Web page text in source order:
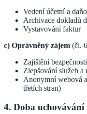
Vedení účetní a
Archivace dokladů
Vystavování faktur
c) Oprávněný zájem (čl.
Zajištění
Zlepšování služeb a
Anonymní webová
třetích stran)
4. Doba uchovávání